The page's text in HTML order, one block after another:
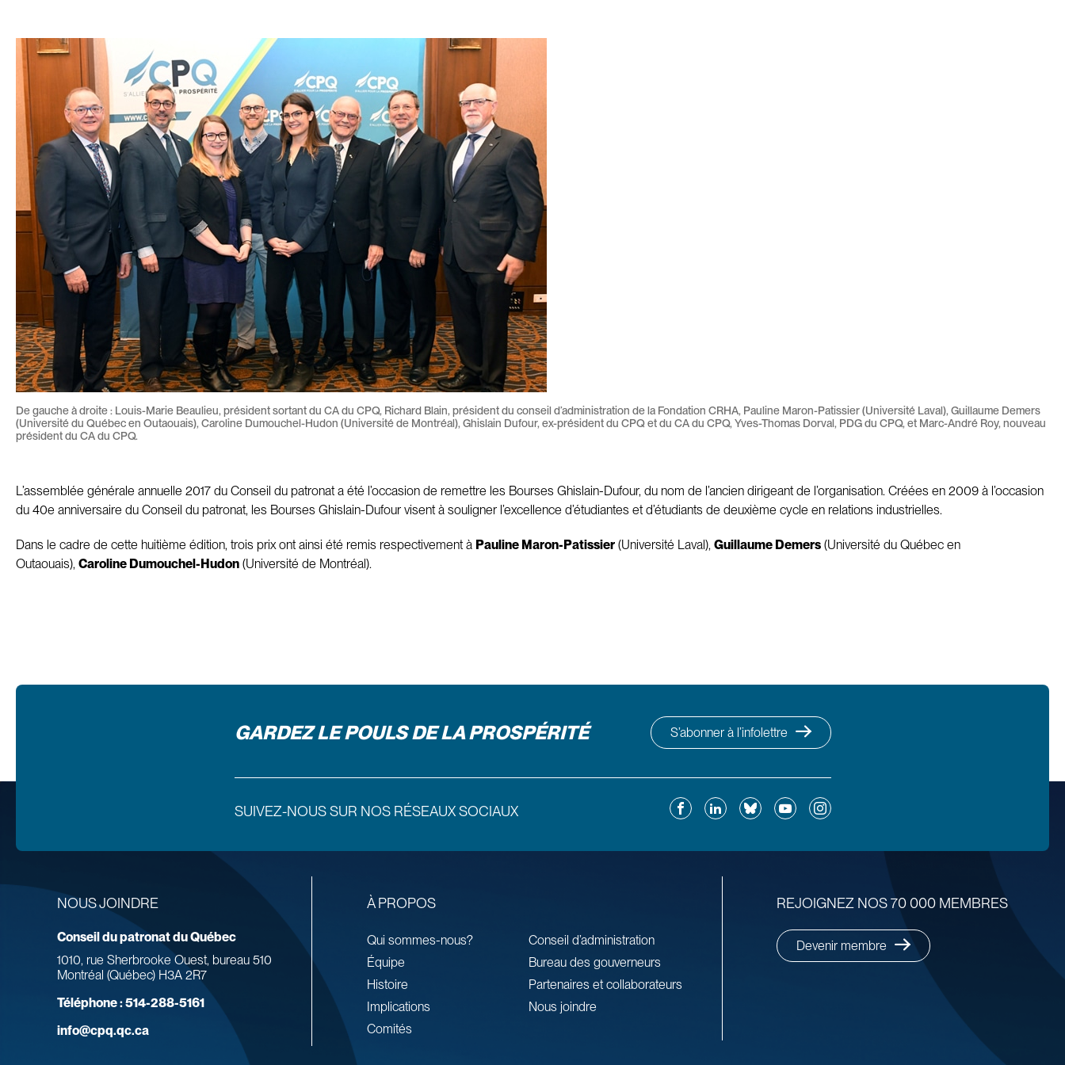
De gauche à droite : Louis-Marie Beaulieu, président sortant du CA du CPQ, Richard Blain, président du conseil d’administration de la Fondation CRHA, Pauline Maron-Patissier (Université Laval), Guillaume Demers
(Université du Québec en Outaouais), Caroline Dumouchel-Hudon (Université de Montréal), Ghislain Dufour, ex-président du CPQ et du CA du CPQ, Yves-Thomas Dorval, PDG du CPQ, et Marc-André Roy, nouveau
président du CA du CPQ.
L’assemblée générale annuelle 2017 du Conseil du patronat a été l’occasion de remettre les Bourses Ghislain-Dufour, du nom de l’ancien dirigeant de l’organisation. Créées en 2009 à l’occasion
du 40e anniversaire du Conseil du patronat, les Bourses Ghislain-Dufour visent à souligner l’excellence d’étudiantes et d’étudiants de deuxième cycle en relations industrielles.
Dans le cadre de cette huitième édition, trois prix ont ainsi été remis respectivement à Pauline Maron-Patissier (Université Laval), Guillaume Demers (Université du Québec en
Outaouais), Caroline Dumouchel-Hudon (Université de Montréal).
GARDEZ LE POULS DE LA PROSPÉRITÉ S’abonner à l’infolettre
SUIVEZ-NOUS SUR NOS RÉSEAUX SOCIAUX FacebookLinkedInBlueskyYouTubeInstagram
NOUS JOINDRE
Conseil du patronat du Québec
1010, rue Sherbrooke Ouest, bureau 510
Montréal (Québec) H3A 2R7
Téléphone :514-288-5161
info@cpq.qc.ca
À PROPOS
Qui sommes-nous?
Équipe
Histoire
Implications
Comités
Conseil d’administration
Bureau des gouverneurs
Partenaires et collaborateurs
Nous joindre
REJOIGNEZ NOS 70 000 MEMBRES
Devenir membre